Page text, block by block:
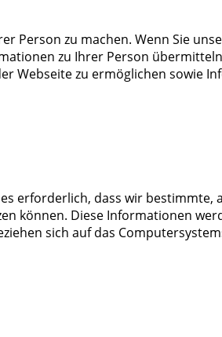
Person zu machen. Wenn Sie
zu Ihrer Person
Webseite zu ermöglichen sowie
erforderlich, dass wir
können. Diese Informationen
sich auf das